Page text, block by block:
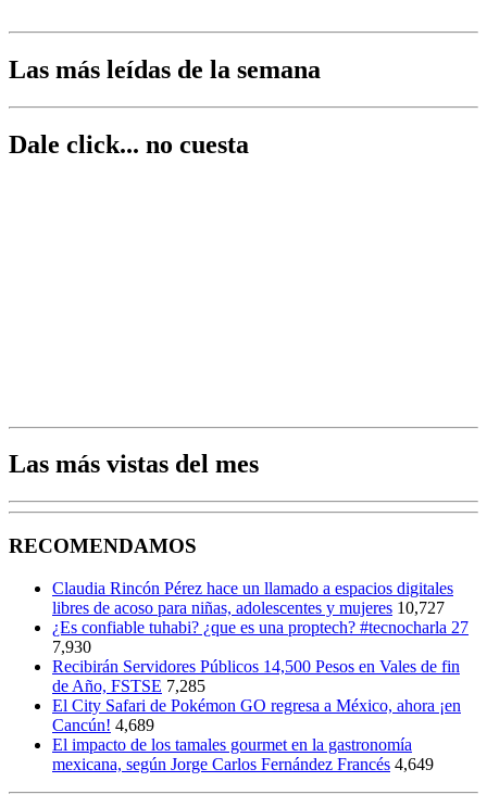
Las más leídas de la semana
Dale click... no cuesta
Las más vistas del mes
RECOMENDAMOS
Claudia Rincón Pérez hace un llamado a espacios digitales
libres de acoso para niñas, adolescentes y mujeres 10,727
¿Es confiable tuhabi? ¿que es una proptech? #tecnocharla 27
7,930
Recibirán Servidores Públicos 14,500 Pesos en Vales de fin
de Año, FSTSE 7,285
El City Safari de Pokémon GO regresa a México, ahora ¡en
Cancún! 4,689
El impacto de los tamales gourmet en la gastronomía
mexicana, según Jorge Carlos Fernández Francés 4,649